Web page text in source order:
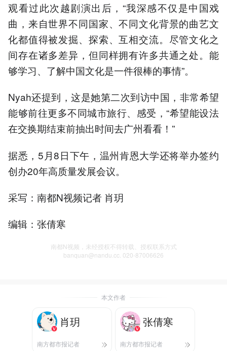
观看过此次越剧演出后，“我深感不仅是中国戏
曲，来自世界不同国家、不同文化背景的曲艺文
化都值得被发掘、探索、互相交流。尽管文化之
间存在诸多差异，但同样拥有许多共通之处。能
够学习、了解中国文化是一件很棒的事情”。
Nyah还提到，这是她第二次到访中国，非常希望
能够前往更多不同城市旅行、感受，“希望能设法
在交换期结束前抽出时间去广州看看！”
据悉，5月8日下午，温州肯恩大学还将举办签约
创办20年高质量发展会议。
采写：南都N视频记者 肖玥
编辑：张倩寒
南都N视频，未经授权不得转载、授权联系方式
banquan@nandu.cc. 020-87006626
本文作者
肖玥
南方都市报记者
张倩寒
南方都市报记者